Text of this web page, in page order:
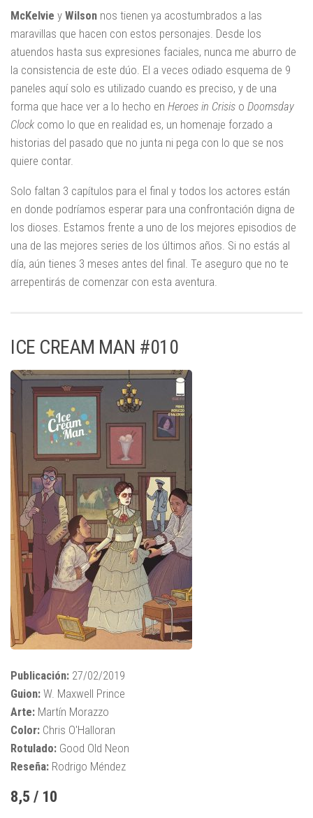
McKelvie y Wilson nos tienen ya acostumbrados a las
maravillas que hacen con estos personajes. Desde los
atuendos hasta sus expresiones faciales, nunca me aburro de
la consistencia de este dúo. El a veces odiado esquema de 9
paneles aquí solo es utilizado cuando es preciso, y de una
forma que hace ver a lo hecho en Heroes in Crisis o Doomsday
Clock como lo que en realidad es, un homenaje forzado a
historias del pasado que no junta ni pega con lo que se nos
quiere contar.
Solo faltan 3 capítulos para el final y todos los actores están
en donde podríamos esperar para una confrontación digna de
los dioses. Estamos frente a uno de los mejores episodios de
una de las mejores series de los últimos años. Si no estás al
día, aún tienes 3 meses antes del final. Te aseguro que no te
arrepentirás de comenzar con esta aventura.
ICE CREAM MAN #010
Publicación: 27/02/2019
Guion: W. Maxwell Prince
Arte: Martín Morazzo
Color: Chris O'Halloran
Rotulado: Good Old Neon
Reseña: Rodrigo Méndez
8,5 / 10